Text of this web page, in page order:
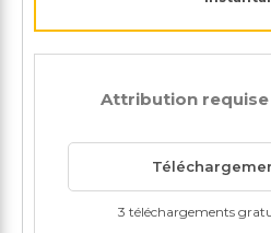
Attribution requise
3 téléchargements